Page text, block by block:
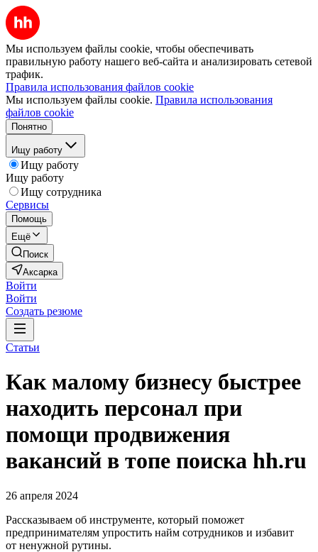
Мы используем файлы cookie, чтобы обеспечивать
правильную работу нашего веб-сайта и анализировать сетевой
трафик.
Правила использования файлов cookie
Мы используем файлы cookie. Правила использования
файлов cookie
Понятно
Ищу работу
Ищу работу
Ищу работу
Ищу сотрудника
Сервисы
Помощь
Ещё
Поиск
Аксарка
Войти
Войти
Создать резюме
Статьи
Как малому бизнесу быстрее
находить персонал при
помощи продвижения
вакансий в топе поиска hh.ru
26 апреля 2024
Рассказываем об инструменте, который поможет
предпринимателям упростить найм сотрудников и избавит
от ненужной рутины.